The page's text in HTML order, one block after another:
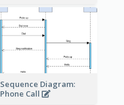
Sequence Diagram:
Phone Call